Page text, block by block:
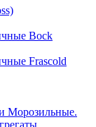
Bock
Frascold
Морозильные.